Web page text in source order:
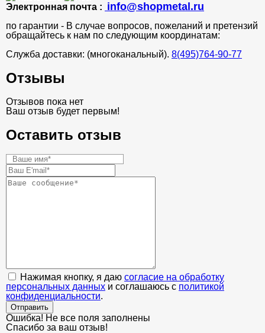
Электронная почта : info@shopmetal.ru
по гарантии - В случае вопросов, пожеланий и претензий
обращайтесь к нам по следующим координатам:
Служба доставки: (многоканальный). 8(495)764-90-77
Отзывы
Отзывов пока нет
Ваш отзыв будет первым!
Оставить отзыв
Нажимая кнопку, я даю согласие на обработку
персональных данных и соглашаюсь с политикой
конфиденциальности.
Отправить
Ошибка! Не все поля заполнены
Спасибо за ваш отзыв!